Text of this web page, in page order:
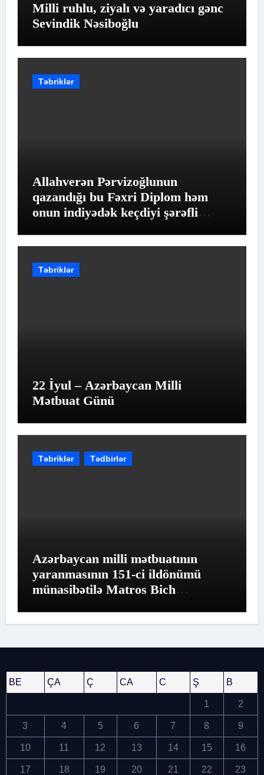
Milli ruhlu, ziyalı və yaradıcı gənc
Sevindik Nəsiboğlu
Təbriklər
Allahverən Pərvizoğlunun
qazandığı bu Fəxri Diplom həm
onun indiyədək keçdiyi şərəfli
Təbriklər
22 İyul – Azərbaycan Milli
Mətbuat Günü
Təbriklər Tədbirlər
Azərbaycan milli mətbuatının
yaranmasının 151-ci ildönümü
münasibətilə Matros Bich
BE ÇA Ç CA C Ş B
1 2
3 4 5 6 7 8 9
10 11 12 13 14 15 16
17 18 19 20 21 22 23